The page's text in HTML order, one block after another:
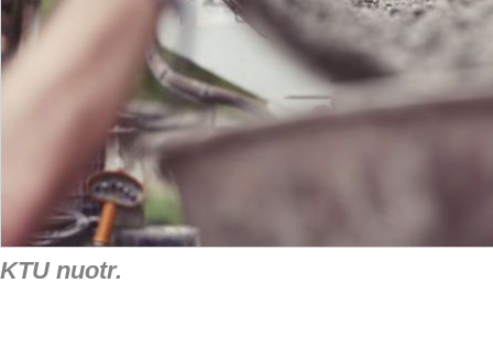
KTU nuotr.